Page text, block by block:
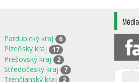
Pardubický kraj 6
Plzeňský kraj 17
Prešovský kraj 2
Středočeský kraj 7
Trenčianský kraj 2
Média